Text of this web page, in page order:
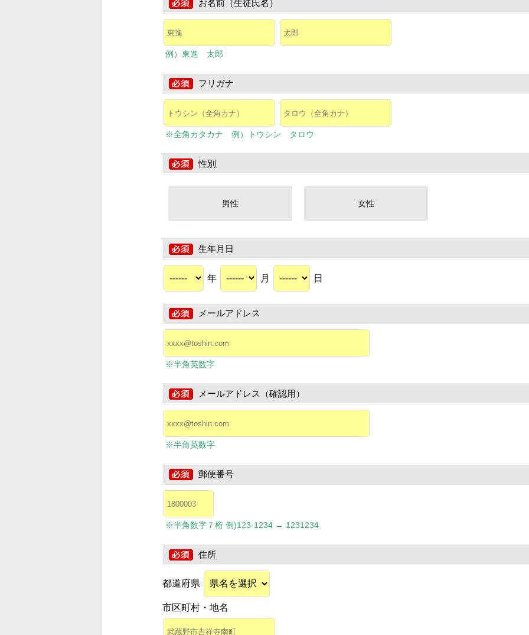
お名前（生徒氏名）
例）東進 太郎
フリガナ
※全角カタカナ 例）トウシン タロウ
性別
男性 女性
生年月日
年 月 日
メールアドレス
※半角英数字
メールアドレス（確認用）
※半角英数字
郵便番号
※半角数字７桁 例)123-1234 → 1231234
住所
都道府県
市区町村・地名